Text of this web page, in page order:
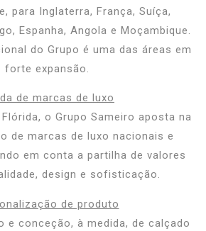
para Inglaterra, França, Suíça,
Espanha, Angola e Moçambique.
do Grupo é uma das áreas em
forte expansão.
de marcas de luxo
o Grupo Sameiro aposta na
de marcas de luxo nacionais e
em conta a partilha de valores
design e sofisticação.
de produto
e conceção, à medida, de calçado